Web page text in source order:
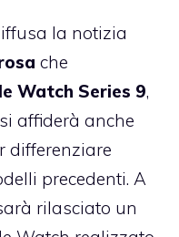
la notizia
che
Watch Series 9,
affiderà anche
differenziare
precedenti. A
rilasciato un